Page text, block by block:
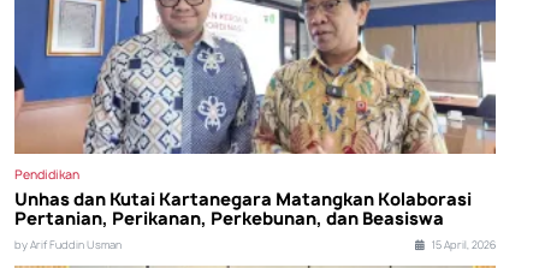
Pendidikan
Unhas dan Kutai Kartanegara Matangkan Kolaborasi
Pertanian, Perikanan, Perkebunan, dan Beasiswa
by Arif Fuddin Usman 15 April, 2026